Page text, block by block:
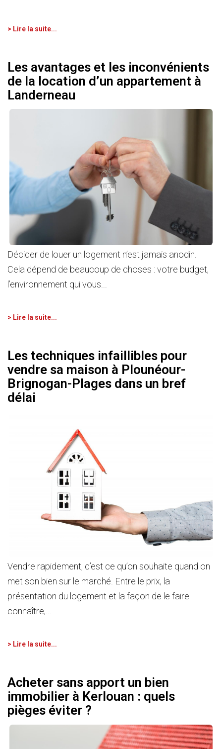
> Lire la suite...
Les avantages et les inconvénients
de la location d’un appartement à
Landerneau
Décider de louer un logement n’est jamais anodin.
Cela dépend de beaucoup de choses : votre budget,
l’environnement qui vous...
> Lire la suite...
Les techniques infaillibles pour
vendre sa maison à Plounéour-
Brignogan-Plages dans un bref
délai
Vendre rapidement, c’est ce qu’on souhaite quand on
met son bien sur le marché. Entre le prix, la
présentation du logement et la façon de le faire
connaître,...
> Lire la suite...
Acheter sans apport un bien
immobilier à Kerlouan : quels
pièges éviter ?